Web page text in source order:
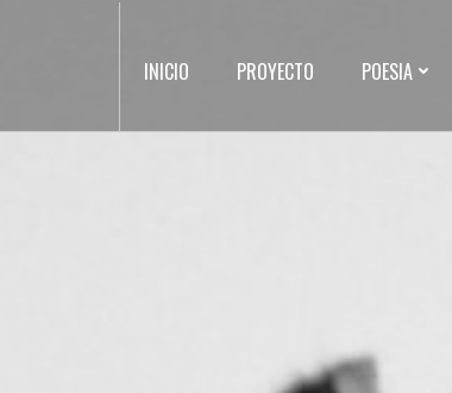
INICIO PROYECTO POESIA